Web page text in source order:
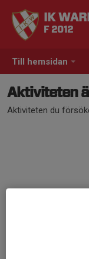
Till hemsidan
IK
F 2012
Aktiviteten
Aktiviteten du